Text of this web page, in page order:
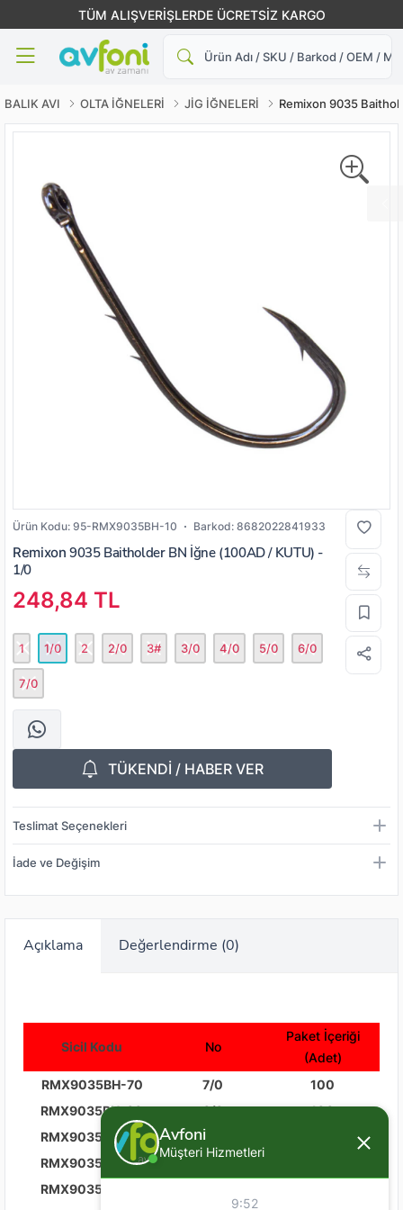
TÜM ALIŞVERİŞLERDE ÜCRETSİZ KARGO
BALIK AVI OLTA İĞNELERİ JİG İĞNELERİ Remixon 9035
Ürün Kodu: 95-RMX9035BH-10 Barkod: 8682022841933
Remixon 9035 Baitholder BN İğne (100AD / KUTU) -
1/0
248,84 TL
1 1/0 2 2/0 3# 3/0 4/0 5/0 6/0
7/0
TÜKENDİ / HABER VER
Teslimat Seçenekleri
İade ve Değişim
Açıklama Değerlendirme (0)
Sicil Kodu No
Paket İçeriği
(Adet)
RMX9035BH-70
7/0
100
RMX9035BH-60
6/0
100
RMX9035BH-50
5/0
RMX9035BH-40
RMX9035BH-30
Avfoni
Müşteri Hizmetleri
9:52